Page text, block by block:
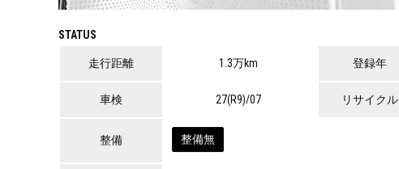
STATUS
走行距離 1.3万km 登録年
車検 27(R9)/07 リサイクル
整備 整備無